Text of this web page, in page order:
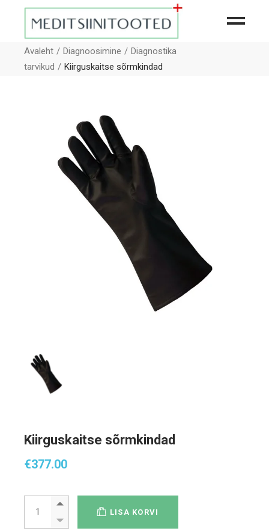
Avaleht Diagnoosimine
Diagnostika
tarvikud
Kiirguskaitse sõrmkindad
Kiirguskaitse sõrmkindad
€377.00
Kiirguskaitse sõrmkindad quantity
LISA KORVI